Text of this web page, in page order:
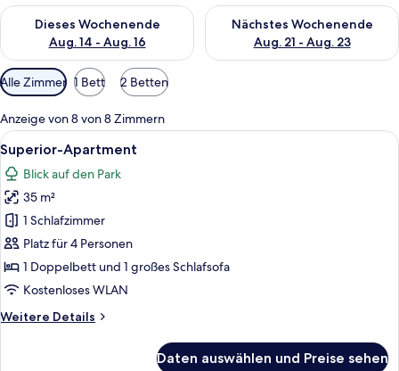
Dieses Wochenende
Aug. 14 - Aug. 16
Überprüfe die Verfügbarkeit für dieses Wochenende, Aug. 14
Nächstes Wochenende
Aug. 21 - Aug. 23
Überprüfe die Verfügbarkeit
Verfügbare
Filter
für
Zimmer
Alle Zimmer 1 Bett 2 Betten
Anzeige von 8 von 8 Zimmern
Alle
Fotos
für
Superior-
Apartment
anzeigen
Ein modernes Interieur mit Küche,
15
Superior-Apartment
Blick auf den Park
35 m²
1 Schlafzimmer
Platz für 4 Personen
1 Doppelbett und 1 großes Schlafsofa
Kostenloses WLAN
Weitere Details
Weitere
Daten auswählen und Preise sehen